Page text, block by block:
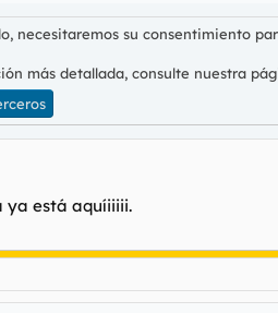
necesitaremos su consentimiento
más detallada, consulte nuestra
está aquíiiiii.